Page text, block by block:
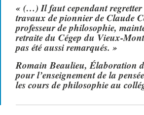
« (…) Il faut cependant regretter
travaux de pionnier de Claude
professeur de philosophie,
retraite du Cégep du Vieux-
pas été aussi remarqués. »
Romain Beaulieu, Élaboration
pour l’enseignement de la
les cours de philosophie au